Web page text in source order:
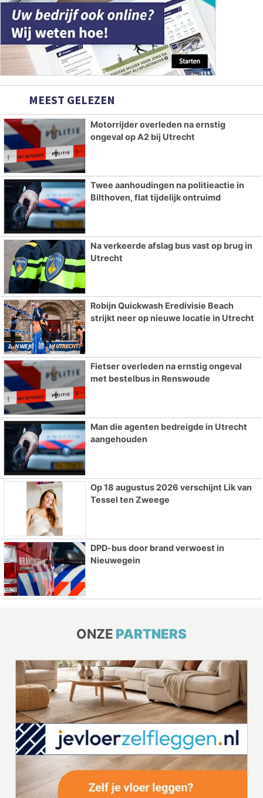
MEEST GELEZEN
Motorrijder overleden na ernstig
ongeval op A2 bij Utrecht
Twee aanhoudingen na politieactie in
Bilthoven, flat tijdelijk ontruimd
Na verkeerde afslag bus vast op brug in
Utrecht
Robijn Quickwash Eredivisie Beach
strijkt neer op nieuwe locatie in Utrecht
Fietser overleden na ernstig ongeval
met bestelbus in Renswoude
Man die agenten bedreigde in Utrecht
aangehouden
Op 18 augustus 2026 verschijnt Lik van
Tessel ten Zweege
DPD-bus door brand verwoest in
Nieuwegein
ONZE PARTNERS